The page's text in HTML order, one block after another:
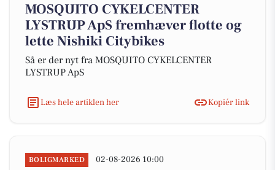
MOSQUITO CYKELCENTER
LYSTRUP ApS fremhæver flotte og
lette Nishiki Citybikes
Så er der nyt fra MOSQUITO CYKELCENTER
LYSTRUP ApS
Læs hele artiklen her Kopiér link
BOLIGMARKED 02-08-2026 10:00